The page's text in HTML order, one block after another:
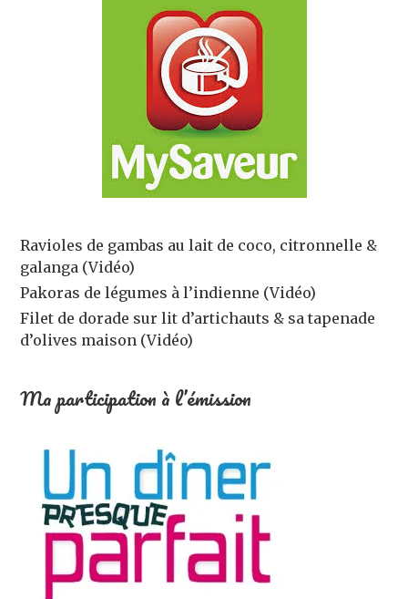
Ravioles de gambas au lait de coco, citronnelle &
galanga (Vidéo)
Pakoras de légumes à l’indienne (Vidéo)
Filet de dorade sur lit d’artichauts & sa tapenade
d’olives maison (Vidéo)
Ma participation à l’émission